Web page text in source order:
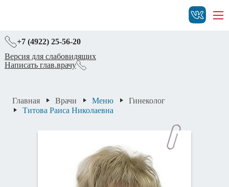
+7 (4922) 25-56-20
Версия для слабовидящих
Написать глав.врачу
Главная Врачи Меню
Гинеколог
Титова Раиса Николаевна